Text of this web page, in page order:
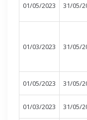
01/05/2023 31/05/
01/03/2023 31/05/
01/05/2023 31/05/
01/03/2023 31/05/